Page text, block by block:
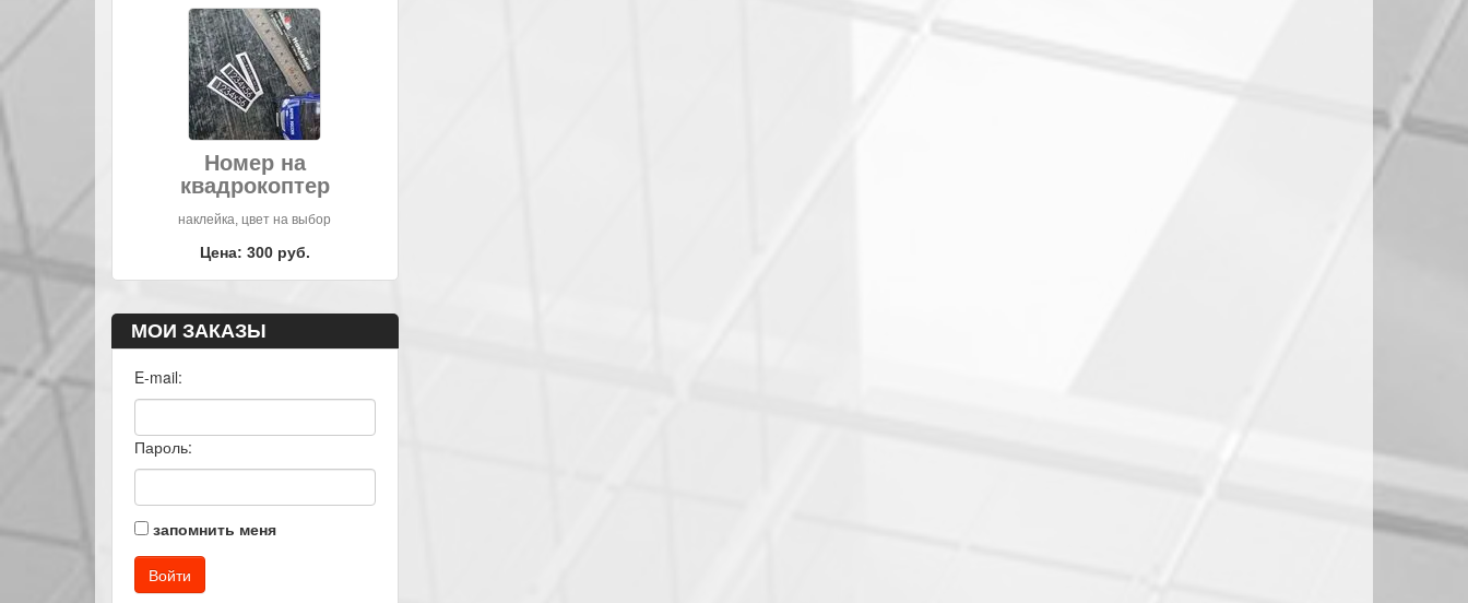
Номер на
квадрокоптер
наклейка, цвет на выбор
Цена: 300 руб.
МОИ ЗАКАЗЫ
E-mail:
Пароль:
запомнить меня